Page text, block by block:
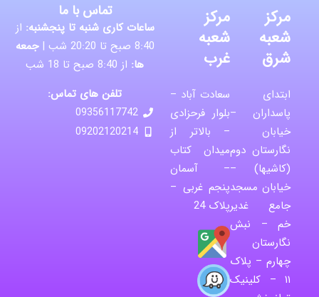
مرکز
شعبه
شرق
ابتدای
پاسداران –
خیابان
نگارستان دوم
(کاشیها) –
خیابان مسجد
جامع غدیر
خم – نبش
نگارستان
چهارم – پلاک
۱۱ – کلینیک
مرکز
شعبه
غرب
سعادت آباد –
بلوار فرحزادی
– بالاتر از
میدان کتاب
– آسمان
پنجم غربی –
پلاک 24
تماس با ما
ساعات کاری شنبه تا پنجشنبه: از
8:40 صبح تا 20:20 شب |
جمعه
ها: از 8:40 صبح تا 18 شب
تلفن های تماس:
09356117742
09202120214